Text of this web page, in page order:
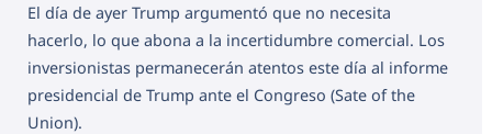
El día de ayer Trump argumentó que no necesita
hacerlo, lo que abona a la incertidumbre comercial. Los
inversionistas permanecerán atentos este día al informe
presidencial de Trump ante el Congreso (Sate of the
Union).